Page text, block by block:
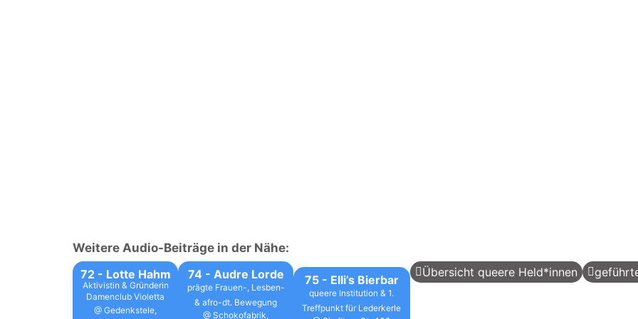
Weitere Audio-Beiträge in der Nähe:
72 - Lotte Hahm
Aktivistin & Gründerin
Damenclub Violetta
@ Gedenkstele,
74 - Audre Lorde
prägte Frauen-, Lesben-
& afro-dt. Bewegung
@ Schokofabrik,
75 - Elli’s Bierbar
queere Institution & 1.
Treffpunkt für Lederkerle
Übersicht queere Held*innen